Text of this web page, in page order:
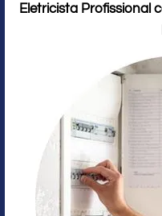
Eletricista Profissional